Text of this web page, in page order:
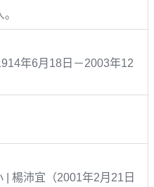
年6月18日－2003年12
楊沛宜（2001年2月21日